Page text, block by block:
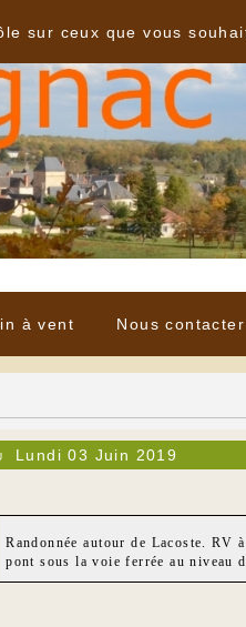
à vent Nous contacter
Lundi 03 Juin 2019
Randonnée autour de Lacoste. RV
pont sous la voie ferrée au niveau
sur ceux que vous